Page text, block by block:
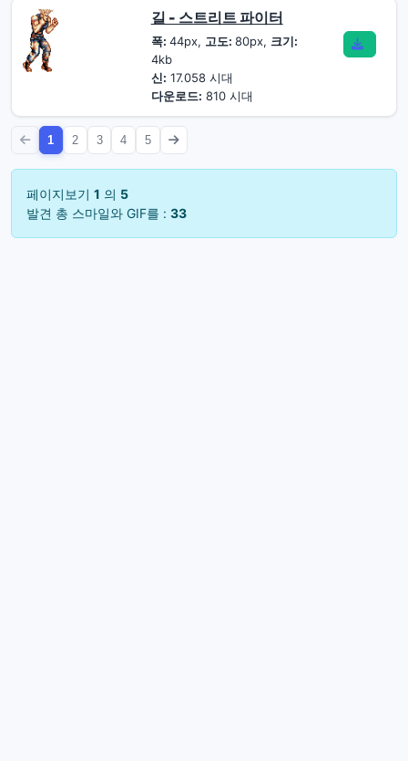
길 - 스트리트 파이터
폭: 44px, 고도: 80px, 크기:
4kb
신: 17.058 시대
다운로드: 810 시대
1 2 3 4 5
페이지보기 1 의 5
발견 총 스마일와 GIF를 : 33